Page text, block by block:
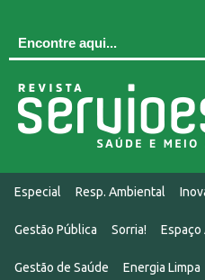
Especial Resp. Ambiental
Gestão Pública Sorria! Espaço
Gestão de Saúde Energia Limpa
QUEM SOMOS
MIDIAKIT